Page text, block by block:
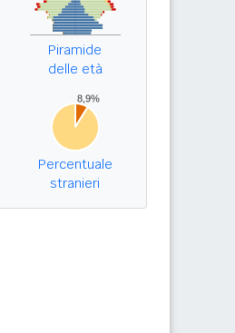
Piramide
delle età
Percentuale
stranieri